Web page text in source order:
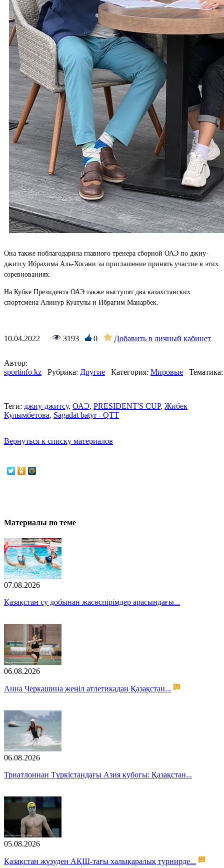
Она также поблагодарила главного тренера сборной ОАЭ по джиу-
джитсу Ибрахима Аль-Хосани за приглашение принять участие в этих
соревнованиях.
На Кубке Президента ОАЭ также выступят два казахстанских
спортсмена Алинур Куатулы и Ибрагим Манарбек.
10.04.2022 3193 0 Добавить в личный кабинет
Автор:
sportinfo.kz
Рубрика: Другие Категория: Мировые Тематика:
Теги: джиу-джитсу, ОАЭ, PRESIDENT'S CUP, Жибек
Кулымбетова, Sagadat batyr - QTT
Вернуться к списку материалов
Материалы по теме
07.08.2026
Қазақстан су добынан жасөспірімдер арасындағы...
06.08.2026
Анна Черкашина жеңіл атлетикадан Қазақстан...
06.08.2026
Триатлоннан Түркістандағы Азия кубогы: Қазақстан...
05.08.2026
Қазақстан жүзуден АҚШ-тағы халықаралық турнирде...